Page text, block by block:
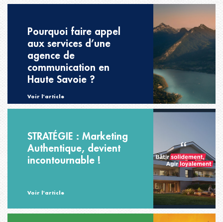
Pourquoi faire appel
aux services d’une
agence de
communication en
Haute Savoie ?
Voir l'article
STRATÉGIE : Marketing
Authentique, devient
incontournable !
Voir l'article